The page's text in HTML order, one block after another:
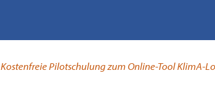
Kostenfreie Pilotschulung zum Online-Tool KlimA-